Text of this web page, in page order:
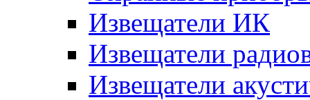
Извещатели ИК
Извещатели
Извещатели